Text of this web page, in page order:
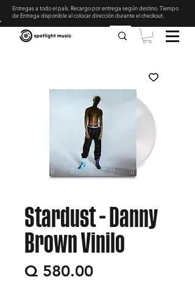
Entregas a todo el país. Recargo por entrega según destino. Tiempo
de Entrega disponible al colocar dirección durante el checkout
Stardust - Danny
Brown Vinilo
Q 580.00Precio